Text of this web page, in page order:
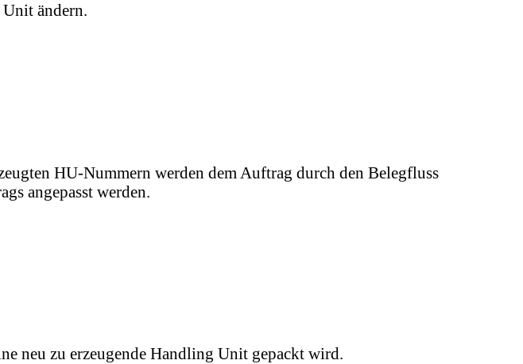
ändern.
HU-Nummern werden dem Auftrag durch den Belegfluss
angepasst werden.
neu zu erzeugende Handling Unit gepackt wird.